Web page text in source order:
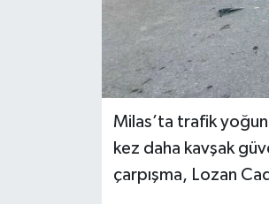
Milas’ta trafik
kez daha kavşak
çarpışma, Lozan